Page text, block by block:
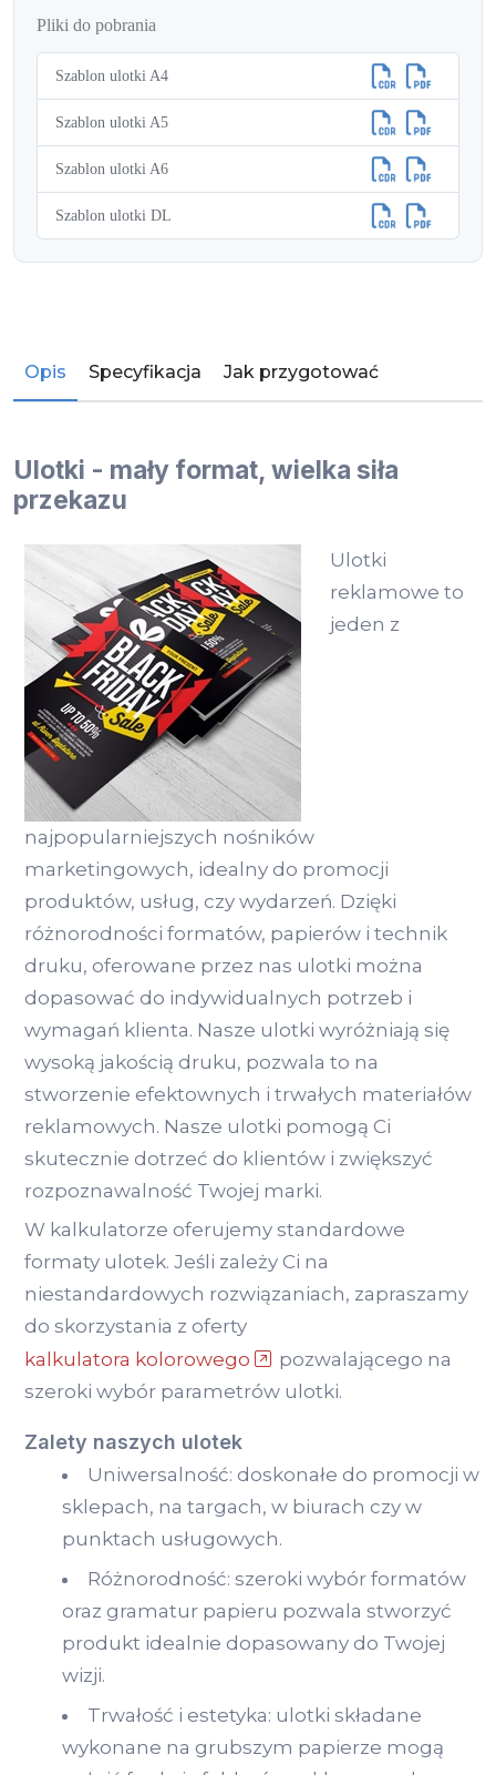
Pliki do pobrania
Szablon ulotki A4
Szablon ulotki A5
Szablon ulotki A6
Szablon ulotki DL
Opis Specyfikacja Jak przygotować
Ulotki - mały format, wielka siła
przekazu
Ulotki
reklamowe to
jeden z
najpopularniejszych nośników
marketingowych, idealny do promocji
produktów, usług, czy wydarzeń. Dzięki
różnorodności formatów, papierów i technik
druku, oferowane przez nas ulotki można
dopasować do indywidualnych potrzeb i
wymagań klienta. Nasze ulotki wyróżniają się
wysoką jakością druku, pozwala to na
stworzenie efektownych i trwałych materiałów
reklamowych. Nasze ulotki pomogą Ci
skutecznie dotrzeć do klientów i zwiększyć
rozpoznawalność Twojej marki.
W kalkulatorze oferujemy standardowe
formaty ulotek. Jeśli zależy Ci na
niestandardowych rozwiązaniach, zapraszamy
do skorzystania z oferty
kalkulatora kolorowego
pozwalającego na
szeroki wybór parametrów ulotki.
Zalety naszych ulotek
Uniwersalność: doskonałe do promocji w
sklepach, na targach, w biurach czy w
punktach usługowych.
Różnorodność: szeroki wybór formatów
oraz gramatur papieru pozwala stworzyć
produkt idealnie dopasowany do Twojej
wizji.
Trwałość i estetyka: ulotki składane
wykonane na grubszym papierze mogą